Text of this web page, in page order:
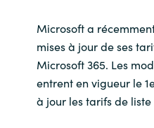
Microsoft a
mises à jour de ses
Microsoft 365. Les
entrent en vigueur le
à jour les tarifs de liste